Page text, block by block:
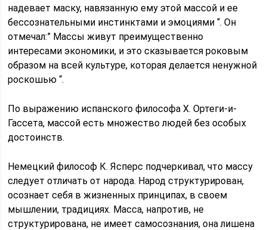
надевает маску, навязанную ему этой массой и ее
бессознательными инстинктами и эмоциями “. Он
отмечал:” Массы живут преимущественно
интересами экономики, и это сказывается роковым
образом на всей культуре, которая делается ненужной
роскошью “.
По выражению испанского философа X. Ортеги-и-
Гассета, массой есть множество людей без особых
достоинств.
Немецкий философ К. Ясперс подчеркивал, что массу
следует отличать от народа. Народ структурирован,
осознает себя в жизненных принципах, в своем
мышлении, традициях. Масса, напротив, не
структурирована, не имеет самосознания, она лишена